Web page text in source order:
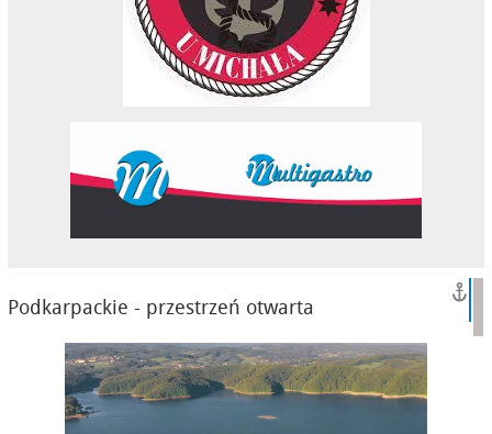
Podkarpackie - przestrzeń otwarta